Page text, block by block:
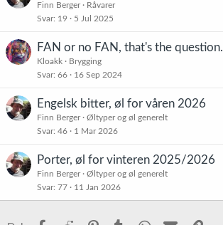
Finn Berger
Råvarer
Svar 19 5 Jul 2025
FAN or no FAN, that's the question.
Kloakk
Brygging
Svar 66 16 Sep 2024
Engelsk bitter, øl for våren 2026
Finn Berger
Øltyper og øl generelt
Svar 46 1 Mar 2026
Porter, øl for vinteren 2025/2026
Finn Berger
Øltyper og øl generelt
Svar 77 11 Jan 2026